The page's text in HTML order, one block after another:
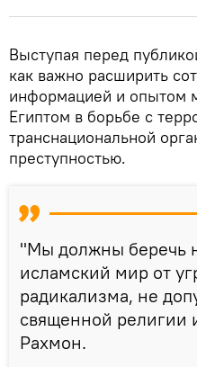
Выступая перед
как важно расширить
информацией и опытом
Египтом в борьбе с
транснациональной
преступностью.
"Мы должны беречь
исламский мир от
радикализма, не
священной религии
Рахмон.